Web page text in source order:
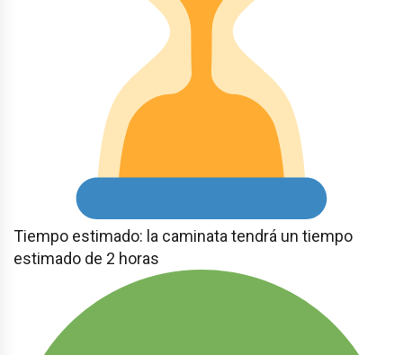
Tiempo estimado: la caminata tendrá un tiempo
estimado de 2 horas